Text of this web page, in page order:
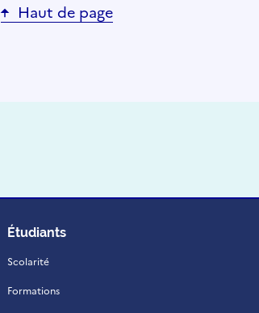
Haut de page
Étudiants
Scolarité
Formations